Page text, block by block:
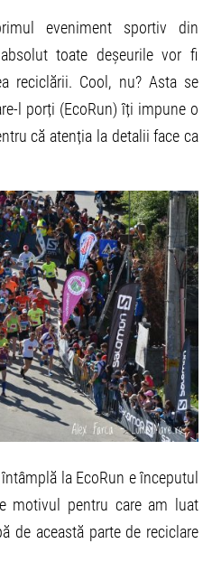
eveniment sportiv din
toate deșeurile vor fi
reciclării. Cool, nu? Asta se
l porți (EcoRun) îți impune o
că atenția la detalii face ca
la EcoRun e începutul
motivul pentru care am luat
de această parte de reciclare